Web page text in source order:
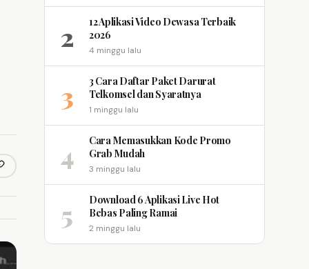
link
2
12 Aplikasi Video Dewasa Terbaik
2026
4 minggu lalu
3
3 Cara Daftar Paket Darurat
Telkomsel dan Syaratnya
1 minggu lalu
4
Cara Memasukkan Kode Promo
Grab Mudah
3 minggu lalu
5
Download 6 Aplikasi Live Hot
Bebas Paling Ramai
2 minggu lalu